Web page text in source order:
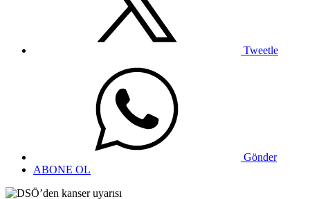
Tweetle
Gönder
ABONE OL